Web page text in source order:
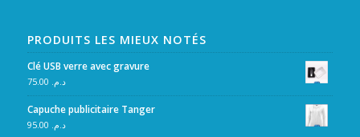
PRODUITS LES MIEUX NOTÉS
Clé USB verre avec gravure
د.م.
Capuche publicitaire Tanger
د.م.